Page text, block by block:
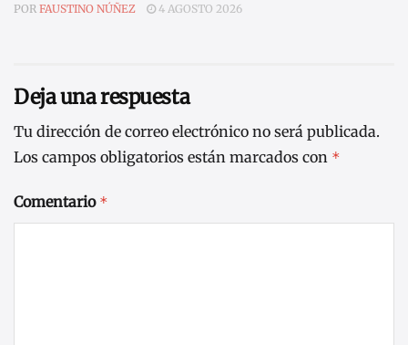
POR FAUSTINO NÚÑEZ 4 AGOSTO 2026
Deja una respuesta
Tu dirección de correo electrónico no será publicada.
Los campos obligatorios están marcados con *
Comentario *